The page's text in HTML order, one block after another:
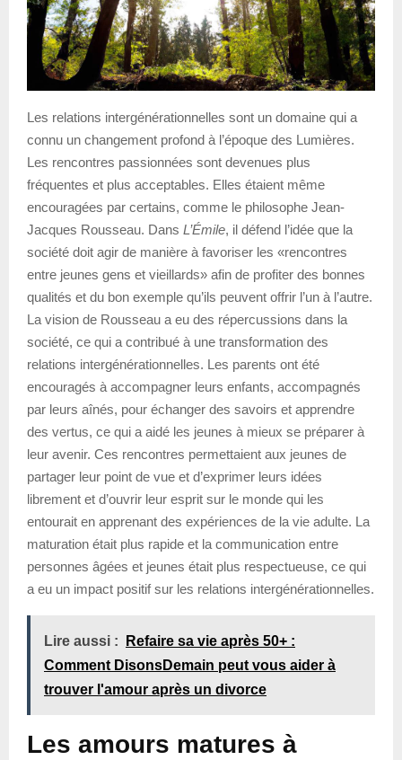
Les relations intergénérationnelles sont un domaine qui a
connu un changement profond à l’époque des Lumières.
Les rencontres passionnées sont devenues plus
fréquentes et plus acceptables. Elles étaient même
encouragées par certains, comme le philosophe Jean-
Jacques Rousseau. Dans L’Émile, il défend l’idée que la
société doit agir de manière à favoriser les «rencontres
entre jeunes gens et vieillards» afin de profiter des bonnes
qualités et du bon exemple qu’ils peuvent offrir l’un à l’autre.
La vision de Rousseau a eu des répercussions dans la
société, ce qui a contribué à une transformation des
relations intergénérationnelles. Les parents ont été
encouragés à accompagner leurs enfants, accompagnés
par leurs aînés, pour échanger des savoirs et apprendre
des vertus, ce qui a aidé les jeunes à mieux se préparer à
leur avenir. Ces rencontres permettaient aux jeunes de
partager leur point de vue et d’exprimer leurs idées
librement et d’ouvrir leur esprit sur le monde qui les
entourait en apprenant des expériences de la vie adulte. La
maturation était plus rapide et la communication entre
personnes âgées et jeunes était plus respectueuse, ce qui
a eu un impact positif sur les relations intergénérationnelles.
Lire aussi :
Refaire sa vie après 50+ :
Comment DisonsDemain peut vous aider à
trouver l'amour après un divorce
Les amours matures à